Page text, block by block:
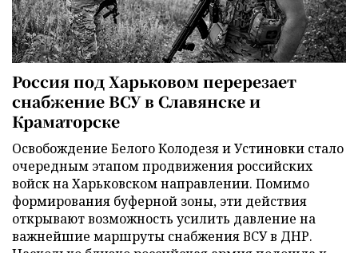
Россия под Харьковом перерезает
снабжение ВСУ в Славянске и
Краматорске
Освобождение Белого Колодезя и Устиновки стало
очередным этапом продвижения российских
войск на Харьковском направлении. Помимо
формирования буферной зоны, эти действия
открывают возможность усилить давление на
важнейшие маршруты снабжения ВСУ в ДНР.